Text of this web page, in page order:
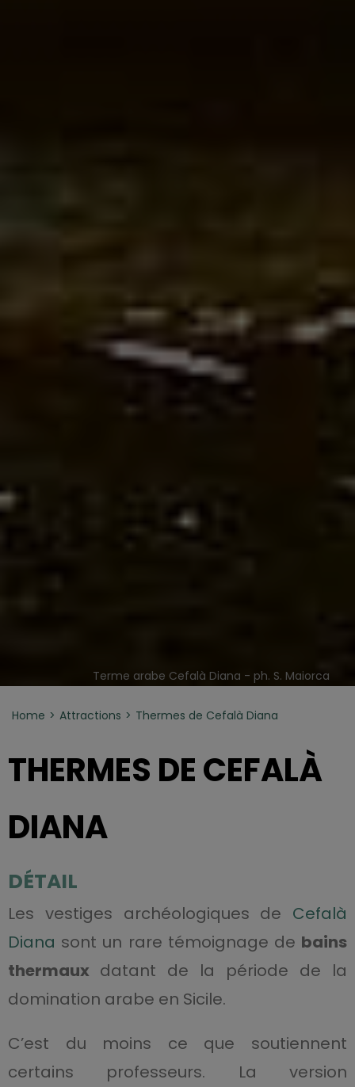
Terme arabe Cefalà Diana - ph. S. Maiorca
Home Attractions Thermes de Cefalà Diana
THERMES DE CEFALÀ
DIANA
DÉTAIL
Les vestiges archéologiques de Cefalà
Diana sont un rare témoignage de bains
thermaux datant de la période de la
domination arabe en Sicile.
C’est du moins ce que soutiennent
certains professeurs. La version